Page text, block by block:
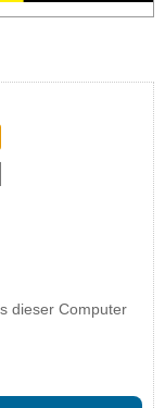
dieser Computer